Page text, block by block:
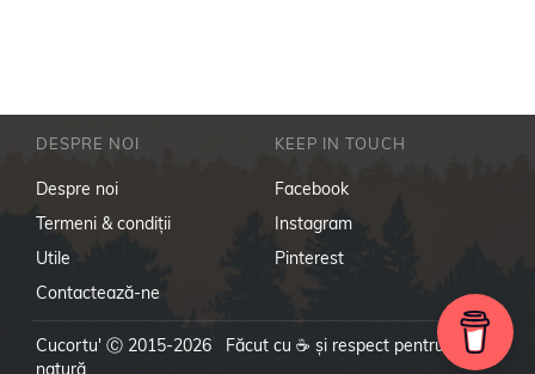
DESPRE NOI
Despre noi
Termeni & condiţii
Utile
Contactează-ne
KEEP IN TOUCH
Facebook
Instagram
Pinterest
Cucortu' Ⓒ 2015-2026 Făcut cu ☕ și respect pentru
natură.